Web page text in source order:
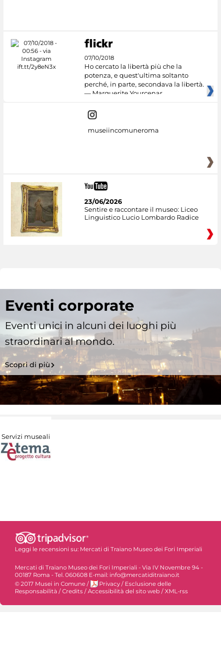
07/10/2018
Ho cercato la libertà più che la
potenza, e quest'ultima soltanto
perché, in parte, secondava la libertà.
— Marguerite Yourcenar
museiincomuneroma
23/06/2026
Sentire e raccontare il museo: Liceo
Linguistico Lucio Lombardo Radice
Eventi corporate
Eventi unici in alcuni dei luoghi più
straordinari al mondo.
Scopri di più
Servizi museali
Leggi le recensioni su: Mercati di Traiano Museo dei Fori Imperiali
Mercati di Traiano Museo dei Fori Imperiali - Via IV Novembre 94 -
00187 Roma - Tel. 060608 E-mail: info@mercatiditraiano.it
© 2017 Musei in Comune / Privacy / Esclusione delle
Responsabilità /Credits /Accessibilità del sito web /XML-rss